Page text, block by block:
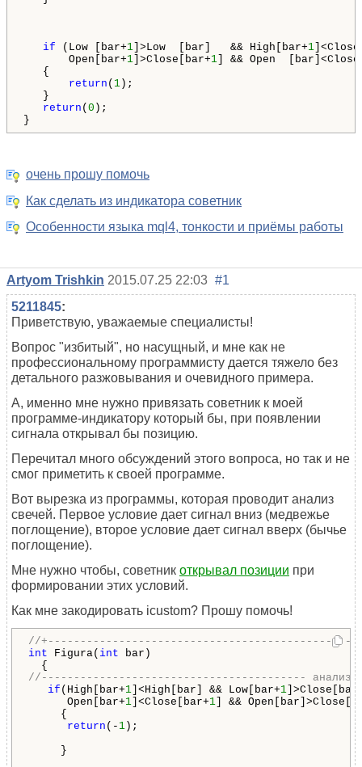
if (Low [bar+1 ]>Low  [bar]   && High[bar+1
Open[bar+1 ]>Close[bar+1 ] && Open
{
return ( 1 );
}
return ( 0 );
}
очень прошу помочь
Как сделать из индикатора советник
Особенности языка mql4, тонкости и приёмы работы
Artyom Trishkin 2015.07.25 22:03 #1
5211845:
Приветствую, уважаемые специалисты!
Вопрос "избитый", но насущный, и мне как не
профессиональному программисту дается тяжело без
детального разжовывания и очевидного примера.
А, именно мне нужно привязать советник к моей
программе-индикатору который бы, при появлении
сигнала открывал бы позицию.
Перечитал много обсуждений этого вопроса, но так и не
смог приметить к своей программе.
Вот вырезка из программы, которая проводит анализ
свечей. Первое условие дает сигнал вниз (медвежье
поглощение), второе условие дает сигнал вверх (бычье
поглощение).
Мне нужно чтобы, советник открывал позиции при
формировании этих условий.
Как мне закодировать icustom? Прошу помочь!
//
int Figura( int bar)
//----------------------------------------- анализ
if (High[bar+1 ]<High[bar] && Low[bar+1
Open[bar+1 ]<Close[bar+1 ] &&
{
return (- 1 );
}